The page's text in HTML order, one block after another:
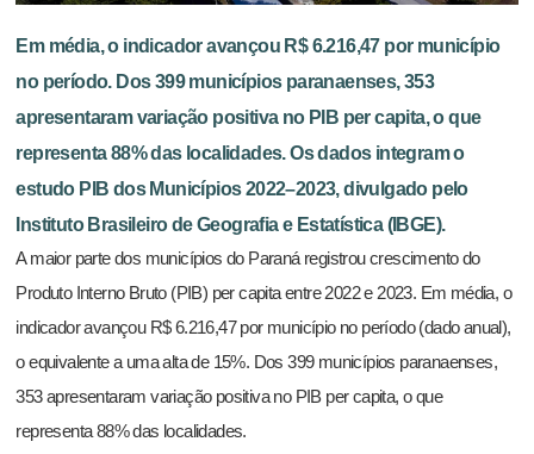
Em média, o indicador avançou R$ 6.216,47 por município
no período. Dos 399 municípios paranaenses, 353
apresentaram variação positiva no PIB per capita, o que
representa 88% das localidades. Os dados integram o
estudo PIB dos Municípios 2022–2023, divulgado pelo
Instituto Brasileiro de Geografia e Estatística (IBGE).
A maior parte dos municípios do Paraná registrou crescimento do
Produto Interno Bruto (PIB) per capita entre 2022 e 2023. Em média, o
indicador avançou R$ 6.216,47 por município no período (dado anual),
o equivalente a uma alta de 15%. Dos 399 municípios paranaenses,
353 apresentaram variação positiva no PIB per capita, o que
representa 88% das localidades.